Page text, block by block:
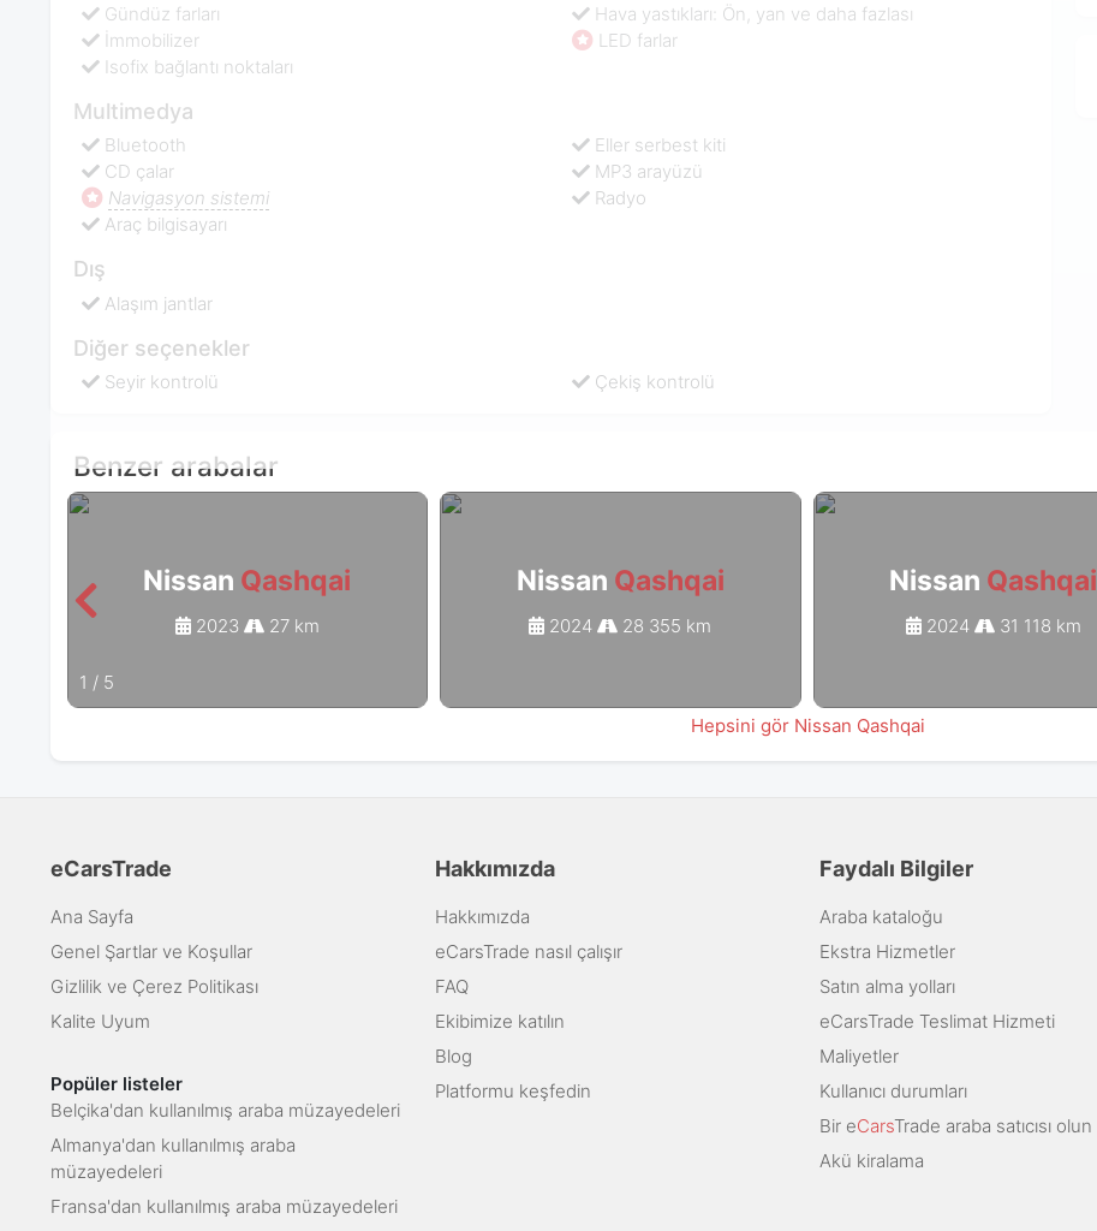
Gündüz farları
Hava yastıkları: Ön, yan ve daha fazlası
İmmobilizer
Isofix bağlantı noktaları
LED farlar
Multimedya
Bluetooth
CD çalar
Eller serbest kiti
MP3 arayüzü
Navigasyon sistemi
Araç bilgisayarı
Radyo
Dış
Alaşım jantlar
Diğer seçenekler
Seyir kontrolü Çekiş kontrolü
Benzer arabalar
Nissan Qashqai
2023 27 km
Nissan Qashqai
2024 28 355 km
Nissan Qashqai
2024 31 118 km
1 / 5
Hepsini gör Nissan Qashqai
eCarsTrade
Ana Sayfa
Genel Şartlar ve Koşullar
Gizlilik ve Çerez Politikası
Kalite Uyum
Popüler listeler
Belçika'dan kullanılmış araba müzayedeleri
Almanya'dan kullanılmış araba
müzayedeleri
Fransa'dan kullanılmış araba müzayedeleri
Hakkımızda
Hakkımızda
eCarsTrade nasıl çalışır
FAQ
Ekibimize katılın
Blog
Platformu keşfedin
Faydalı Bilgiler
Araba kataloğu
Ekstra Hizmetler
Satın alma yolları
eCarsTrade Teslimat Hizmeti
Maliyetler
Kullanıcı durumları
Bir eCarsTrade araba satıcısı olun
Akü kiralama